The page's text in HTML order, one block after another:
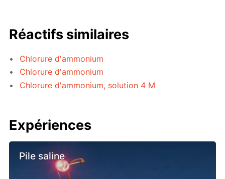
Réactifs similaires
Chlorure d'ammonium
Chlorure d'ammonium
Chlorure d'ammonium, solution 4 M
Expériences
Pile saline